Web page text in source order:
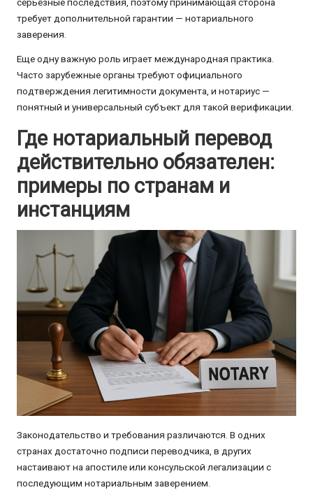
требует дополнительной гарантии — нотариального
заверения.
Еще одну важную роль играет международная практика.
Часто зарубежные органы требуют официального
подтверждения легитимности документа, и нотариус —
понятный и универсальный субъект для такой верификации.
Где нотариальный перевод
действительно обязателен:
примеры по странам и
инстанциям
Законодательство и требования различаются. В одних
странах достаточно подписи переводчика, в других
настаивают на апостиле или консульской легализации с
последующим нотариальным заверением.